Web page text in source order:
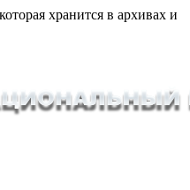
хранится в архивах и